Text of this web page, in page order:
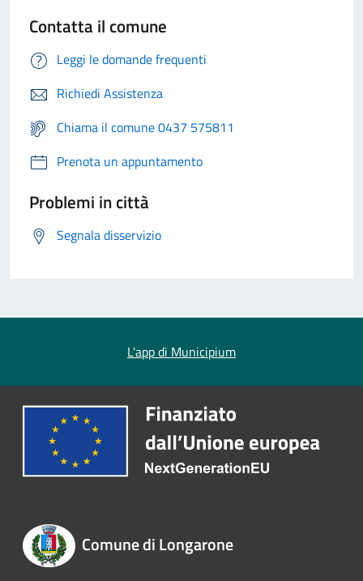
Contatta il comune
Leggi le domande frequenti
Richiedi Assistenza
Chiama il comune 0437 575811
Prenota un appuntamento
Problemi in città
Segnala disservizio
L'app di Municipium
Comune di Longarone